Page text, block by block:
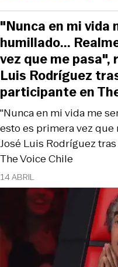
14 ABRIL
"Nunca en mi vida me
esto es primera vez que
José Luis Rodríguez
The Voice Chile
"Nunca en mi vida
humillado...
vez que me pasa",
Luis Rodríguez
participante en